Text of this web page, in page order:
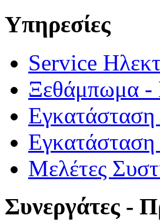
Υπηρεσίες
Service
Ξεθάμπωμα -
Μελέτες
Συνεργάτες -